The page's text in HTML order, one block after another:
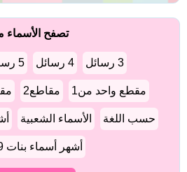
تصفح الأسماء
3 رسائل 4 رسائل 5 رسائل
مقطع واحد من1 مقاطع2
حسب اللغة الأسماء الشعبية
أشهر أسماء بنات 2019